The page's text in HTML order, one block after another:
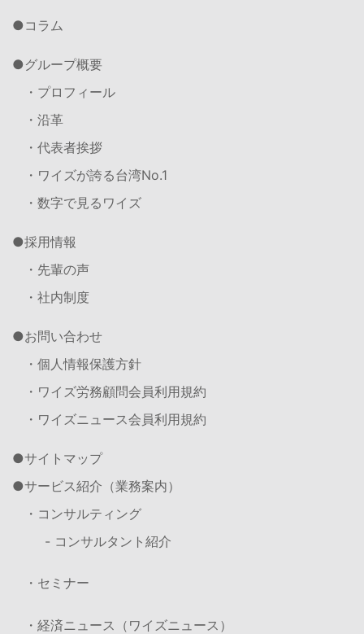
コラム
グループ概要
・プロフィール
・沿革
・代表者挨拶
・ワイズが誇る台湾No.1
・数字で見るワイズ
採用情報
・先輩の声
・社内制度
お問い合わせ
・個人情報保護方針
・ワイズ労務顧問会員利用規約
・ワイズニュース会員利用規約
サイトマップ
サービス紹介（業務案内）
・コンサルティング
- コンサルタント紹介
・セミナー
・経済ニュース（ワイズニュース）